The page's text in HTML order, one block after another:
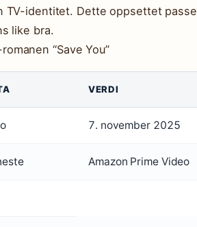
TV-identitet. Dette oppsettet
like bra.
“Save You”
VERDI
7. november 2025
Amazon Prime Video